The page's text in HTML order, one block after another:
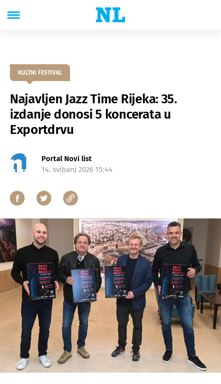
KULTNI FESTIVAL
Najavljen Jazz Time Rijeka: 35.
izdanje donosi 5 koncerata u
Exportdrvu
Portal Novi list
14. svibanj 2026 15:44